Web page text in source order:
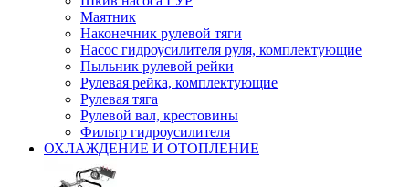
Маятник
Наконечник рулевой тяги
Насос гидроусилителя руля, комплектующие
Пыльник рулевой рейки
Рулевая рейка, комплектующие
Рулевая тяга
Рулевой вал, крестовины
Фильтр гидроусилителя
ОХЛАЖДЕНИЕ И ОТОПЛЕНИЕ